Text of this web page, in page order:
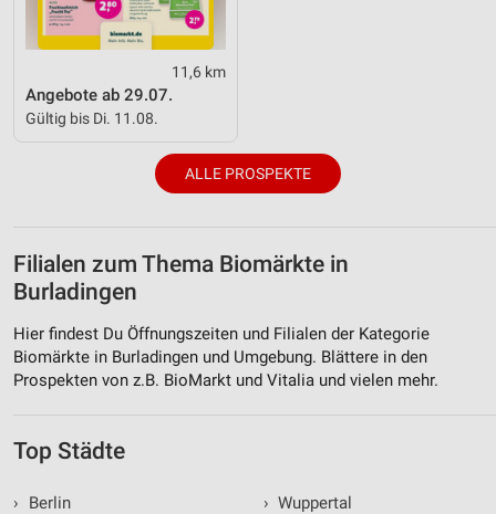
11,6 km
Angebote ab 29.07.
Gültig bis Di. 11.08.
ALLE PROSPEKTE
Filialen zum Thema Biomärkte in
Burladingen
Hier findest Du Öffnungszeiten und Filialen der Kategorie
Biomärkte in Burladingen und Umgebung. Blättere in den
Prospekten von z.B. BioMarkt und Vitalia und vielen mehr.
Top Städte
›
Berlin
› Wuppertal